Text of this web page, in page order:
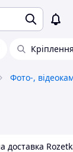
Фото-,
доставка